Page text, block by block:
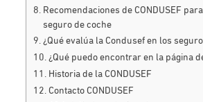
Recomendaciones de CONDUSEF
seguro de coche
¿Qué evalúa la Condusef en los
¿Qué puedo encontrar en la página
Historia de la CONDUSEF
Contacto CONDUSEF